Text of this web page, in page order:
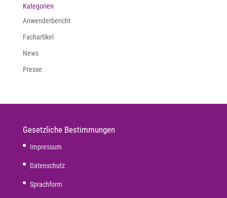
Kategorien
Anwenderbericht
Fachartikel
News
Presse
Gesetzliche Bestimmungen
Impressum
Datenschutz
Sprachform